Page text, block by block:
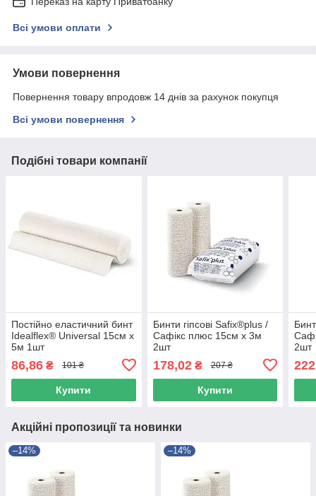
Всі умови оплати
Умови повернення
Повернення товару впродовж 14 днів за рахунок покупця
Всі умови повернення
Подібні товари компанії
Постійно еластичний бинт
Idealflex® Universal 15см х
5м 1шт
86,86 ₴ 101 ₴
Купити
Бинти гіпсові Safix®plus /
Сафікс плюс 15см х 3м
2шт
178,02₴ 207 ₴
Купити
2шт
Акційні пропозиції та новинки
–14% –14%